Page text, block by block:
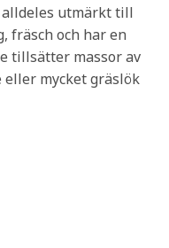
utmärkt till
fräsch och har en
tillsätter massor av
mycket gräslök